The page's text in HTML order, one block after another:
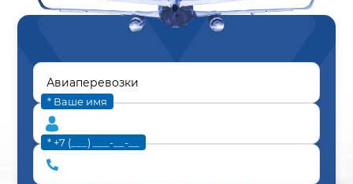
* Ваше имя
* +7 (___) ___-__-__